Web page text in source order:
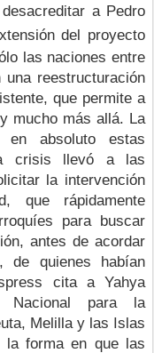
a Pedro
del proyecto
las naciones entre
reestructuración
que permite a
mucho más allá. La
absoluto estas
crisis llevó a las
la intervención
que rápidamente
para buscar
antes de acordar
quienes habían
cita a Yahya
Nacional para la
Melilla y las Islas
la forma en que las